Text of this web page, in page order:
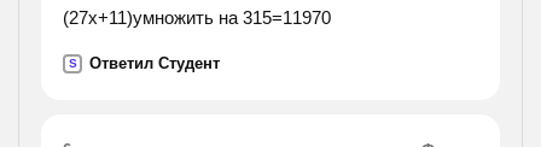
(27х+11)умножить на 315=11970
S Ответил Студент